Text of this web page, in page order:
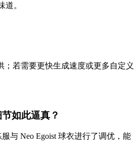
道。
；若需要更快生成速度或更多自定义
如此逼真？
与 Neo Egoist 球衣进行了调优，能